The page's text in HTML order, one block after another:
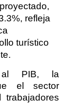
refleja
turístico
al PIB, la
el sector